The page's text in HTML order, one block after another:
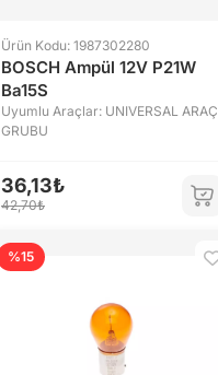
Ürün Kodu: 1987302280
BOSCH Ampül 12V P21W
Ba15S
Uyumlu Araçlar: UNIVERSAL ARAÇ
GRUBU
36,13₺
42,70₺
%15